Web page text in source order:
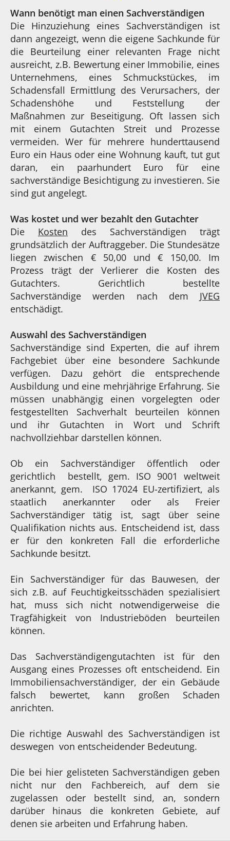
Wann benötigt man einen Sachverständigen
Die Hinzuziehung eines Sachverständigen ist
dann angezeigt, wenn die eigene Sachkunde für
die Beurteilung einer relevanten Frage nicht
ausreicht, z.B. Bewertung einer Immobilie, eines
Unternehmens, eines Schmuckstückes, im
Schadensfall Ermittlung des Verursachers, der
Schadenshöhe und Feststellung der
Maßnahmen zur Beseitigung. Oft lassen sich
mit einem Gutachten Streit und Prozesse
vermeiden. Wer für mehrere hunderttausend
Euro ein Haus oder eine Wohnung kauft, tut gut
daran, ein paarhundert Euro für eine
sachverständige Besichtigung zu investieren. Sie
sind gut angelegt.
Was kostet und wer bezahlt den Gutachter
Die Kosten des Sachverständigen trägt
grundsätzlich der Auftraggeber. Die Stundesätze
liegen zwischen € 50,00 und € 150,00. Im
Prozess trägt der Verlierer die Kosten des
Gutachters. Gerichtlich bestellte
Sachverständige werden nach dem JVEG
entschädigt.
Auswahl des Sachverständigen
Sachverständige sind Experten, die auf ihrem
Fachgebiet über eine besondere Sachkunde
verfügen. Dazu gehört die entsprechende
Ausbildung und eine mehrjährige Erfahrung. Sie
müssen unabhängig einen vorgelegten oder
festgestellten Sachverhalt beurteilen können
und ihr Gutachten in Wort und Schrift
nachvollziehbar darstellen können.
Ob ein Sachverständiger öffentlich oder
gerichtlich bestellt, gem. ISO 9001 weltweit
anerkannt, gem. ISO 17024 EU-zertifiziert, als
staatlich anerkannter oder als Freier
Sachverständiger tätig ist, sagt über seine
Qualifikation nichts aus. Entscheidend ist, dass
er für den konkreten Fall die erforderliche
Sachkunde besitzt.
Ein Sachverständiger für das Bauwesen, der
sich z.B. auf Feuchtigkeitsschäden spezialisiert
hat, muss sich nicht notwendigerweise die
Tragfähigkeit von Industrieböden beurteilen
können.
Das Sachverständigengutachten ist für den
Ausgang eines Prozesses oft entscheidend. Ein
Immobiliensachverständiger, der ein Gebäude
falsch bewertet, kann großen Schaden
anrichten.
Die richtige Auswahl des Sachverständigen ist
deswegen von entscheidender Bedeutung.
Die bei hier gelisteten Sachverständigen geben
nicht nur den Fachbereich, auf dem sie
zugelassen oder bestellt sind, an, sondern
darüber hinaus die konkreten Gebiete, auf
denen sie arbeiten und Erfahrung haben.